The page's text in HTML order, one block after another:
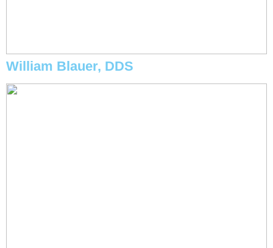
William Blauer, DDS